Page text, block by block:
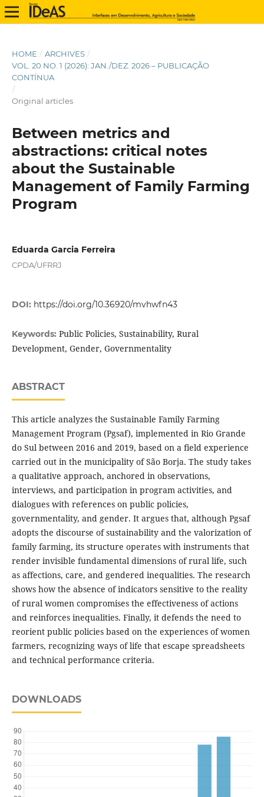
HOME / ARCHIVES /
VOL. 20 NO. 1 (2026): JAN./DEZ. 2026 – PUBLICAÇÃO
CONTÍNUA
/
Original articles
Between metrics and
abstractions: critical notes
about the Sustainable
Management of Family Farming
Program
Eduarda Garcia Ferreira
CPDA/UFRRJ
DOI: https://doi.org/10.36920/mvhwfn43
Keywords: Public Policies, Sustainability, Rural
Development, Gender, Governmentality
ABSTRACT
This article analyzes the Sustainable Family Farming
Management Program (Pgsaf), implemented in Rio Grande
do Sul between 2016 and 2019, based on a field experience
carried out in the municipality of São Borja. The study takes
a qualitative approach, anchored in observations,
interviews, and participation in program activities, and
dialogues with references on public policies,
governmentality, and gender. It argues that, although Pgsaf
adopts the discourse of sustainability and the valorization of
family farming, its structure operates with instruments that
render invisible fundamental dimensions of rural life, such
as affections, care, and gendered inequalities. The research
shows how the absence of indicators sensitive to the reality
of rural women compromises the effectiveness of actions
and reinforces inequalities. Finally, it defends the need to
reorient public policies based on the experiences of women
farmers, recognizing ways of life that escape spreadsheets
and technical performance criteria.
DOWNLOADS